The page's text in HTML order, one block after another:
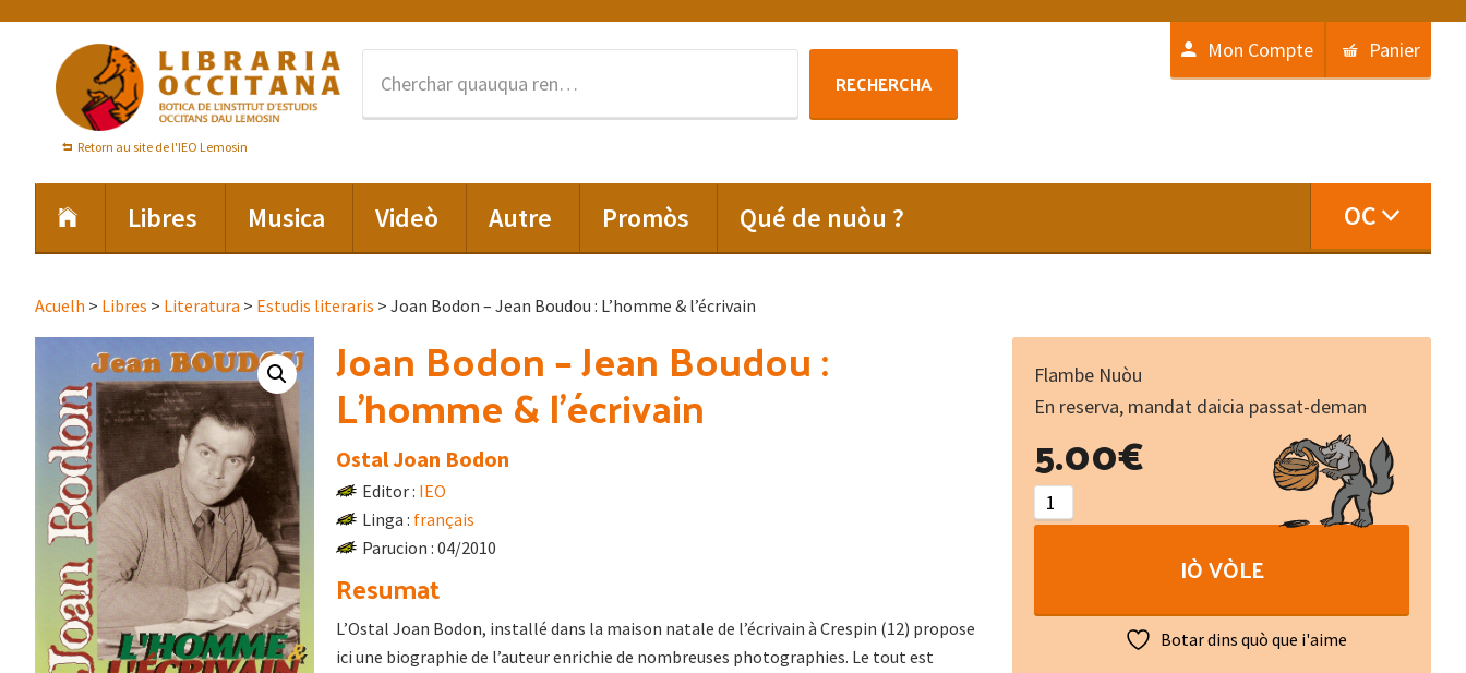
primary
navigation
content
Retorn au site de l'IEO Lemosin
:
RECHERCHA
Mon Compte Panier
Libres Musica Videò Autre Promòs Qué de nuòu ? OC
Acuelh > Libres > Literatura > Estudis literaris > Joan Bodon – Jean Boudou : L’homme & l’écrivain
Joan Bodon – Jean Boudou :
L’homme & l’écrivain
Ostal Joan Bodon
Editor : IEO
Linga : français
Parucion : 04/2010
Resumat
L’Ostal Joan Bodon, installé dans la maison natale de l’écrivain à Crespin (12) propose
ici une biographie de l’auteur enrichie de nombreuses photographies. Le tout est
Flambe Nuòu
En reserva, mandat daicia passat-deman
5.00€
Bodon
-
Jean
IÒ VÒLE
Botar dins quò que i'aime